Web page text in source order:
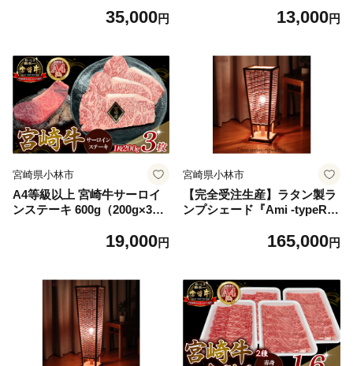
牛 ブランド牛 宮崎牛 和牛 国
35,000円
牛 黒毛和牛 ブランド牛 A4 A
13,000円
宮崎県小林市
A4等級以上 宮崎牛サーロイ
ンステーキ 600g（200g×3
牛 黒毛和牛 ブランド牛 宮崎
19,000円
宮崎県小林市
【完全受注生産】ラタン製ラ
ンプシェード『Ami -typeRN
テリア ラタン ランプ ランプ
明 おしゃれライト おしゃれ
インテリア ）
165,000円